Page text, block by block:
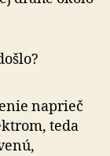
naprieč
teda